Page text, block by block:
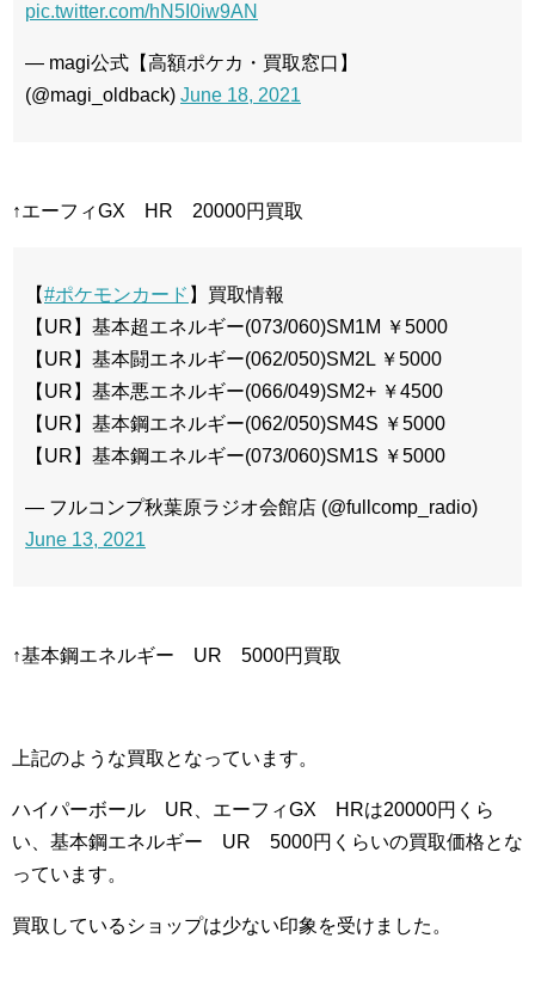
pic.twitter.com/hN5I0iw9AN
— magi公式【高額ポケカ・買取窓口】
(@magi_oldback) June 18, 2021
↑エーフィGX HR 20000円買取
【#ポケモンカード 】買取情報
【UR】基本超エネルギー(073/060)SM1M ￥5000
【UR】基本闘エネルギー(062/050)SM2L ￥5000
【UR】基本悪エネルギー(066/049)SM2+ ￥4500
【UR】基本鋼エネルギー(062/050)SM4S ￥5000
【UR】基本鋼エネルギー(073/060)SM1S ￥5000
— フルコンプ秋葉原ラジオ会館店 (@fullcomp_radio)
June 13, 2021
↑基本鋼エネルギー UR 5000円買取
上記のような買取となっています。
ハイパーボール UR、エーフィGX HRは20000円くら
い、基本鋼エネルギー UR 5000円くらいの買取価格とな
っています。
買取しているショップは少ない印象を受けました。